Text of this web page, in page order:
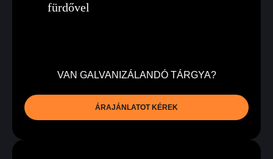
fürdővel
VAN GALVANIZÁLANDÓ TÁRGYA?
ÁRAJÁNLATOT KÉREK